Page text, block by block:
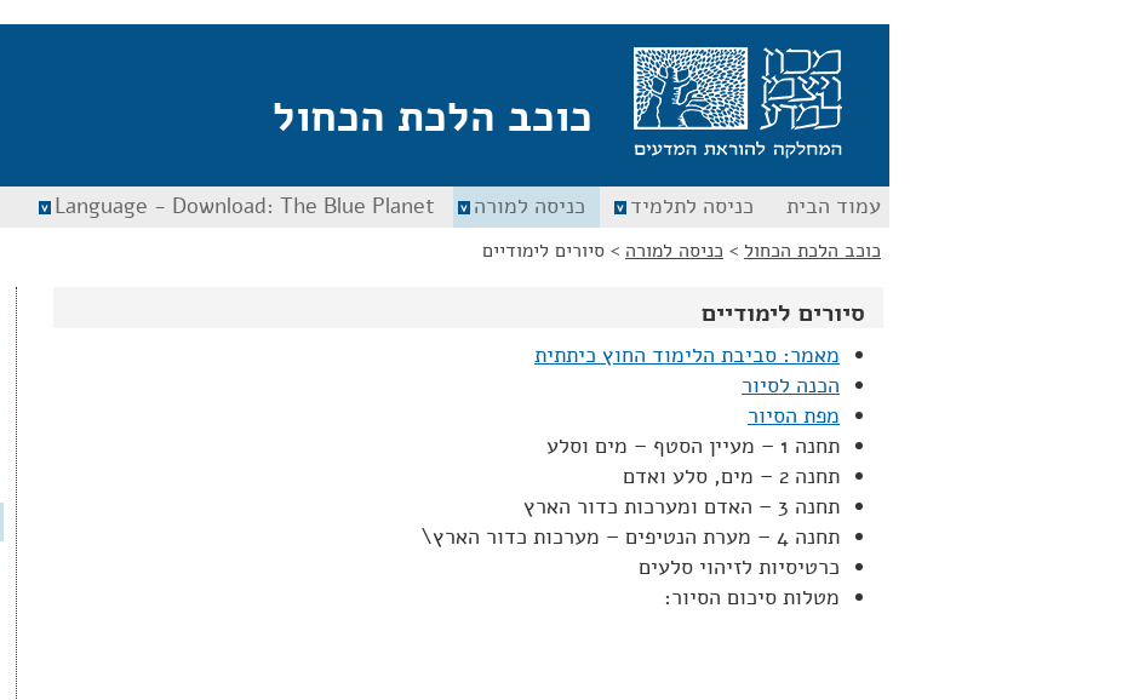
כוכב הלכת הכחול
עמוד הבית כניסה לתלמיד כניסה למורה Language - Download: The Blue Planet
כוכב הלכת הכחול > כניסה למורה > סיורים לימודיים
סיורים לימודיים
מאמר: סביבת הלימוד החוץ כיתתית
הכנה לסיור
מפת הסיור
תחנה 1 – מעיין הסטף – מים וסלע
תחנה 2 – מים, סלע ואדם
תחנה 3 – האדם ומערכות כדור הארץ
תחנה 4 – מערת הנטיפים – מערכות כדור הארץ\
כרטיסיות לזיהוי סלעים
מטלות סיכום הסיור: